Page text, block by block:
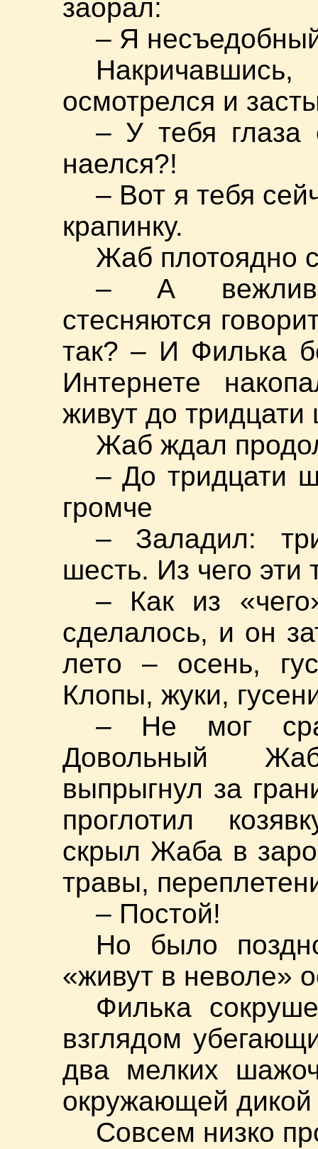
заорал:
– Я
осмотрелся и
– У тебя глаза
наелся?!
– Вот я тебя
крапинку.
Жаб плотоядно
– А
стесняются
так? – И Филька
Интернете
живут до тридцати
Жаб ждал
– До тридцати
громче
– Заладил:
шесть. Из чего эти
– Как из
сделалось, и он
лето – осень,
Клопы, жуки,
– Не мог
Довольный
выпрыгнул за
проглотил
скрыл Жаба в
травы,
– Постой!
Но было
«живут в неволе»
Филька
взглядом
два мелких
окружающей дикой
Совсем низко